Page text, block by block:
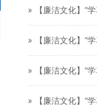
» 【廉洁文化】“
» 【廉洁文化】“
» 【廉洁文化】“
» 【廉洁文化】“